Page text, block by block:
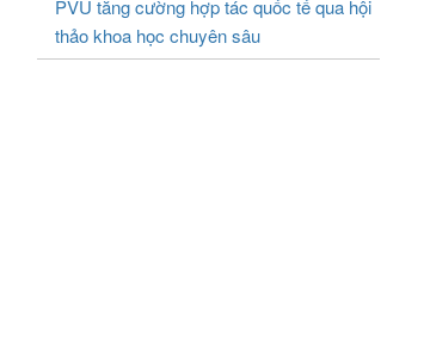
PVU tăng cường hợp tác quốc tế qua hội
thảo khoa học chuyên sâu